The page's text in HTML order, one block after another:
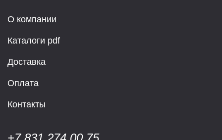
О компании
Каталоги pdf
Доставка
Оплата
Контакты